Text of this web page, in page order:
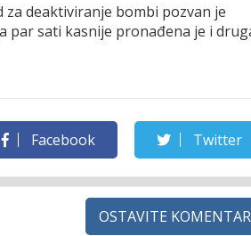
deaktiviranje bombi pozvan je
par sati kasnije pronađena je i
Facebook Twitter
OSTAVITE KOMENTAR